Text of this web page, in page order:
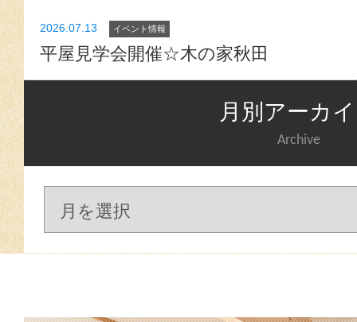
2026.07.13 イベント情報
平屋見学会開催☆木の家秋田
月別アーカ
Archive